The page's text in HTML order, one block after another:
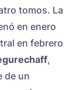
tomos. La
en enero
en febrero
,
de un